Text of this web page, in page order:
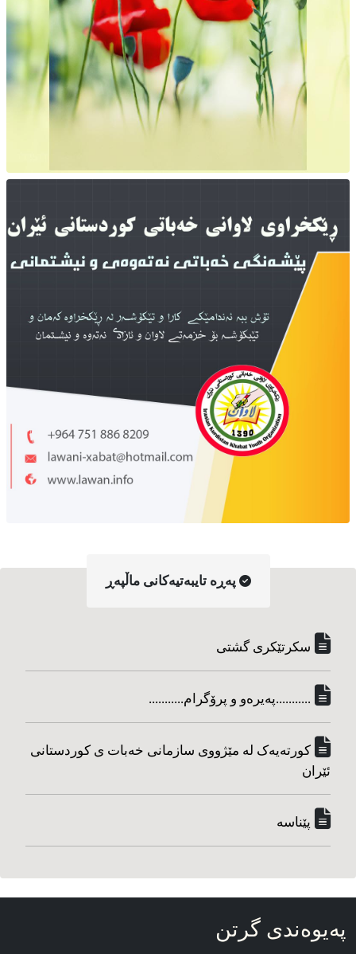
په‌ڕه‌ تایبه‌تیه‌کانی ماڵپه‌ڕ
سکرتێکری گشتی
...........په‌یره‌و و پرۆگرام...........
کورته‌یه‌ک له مێژووی سازمانی خه‌بات ی کوردستانی
ئێران
پێناسه‌
په‌یوه‌ندی گرتن